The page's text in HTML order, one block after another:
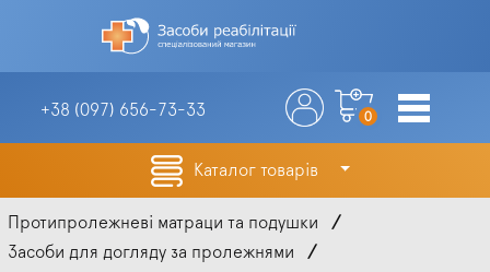
+38 (097) 656-73-33 0
Каталог товарів
Протипролежневі матраци та подушки
Засоби для догляду за пролежнями